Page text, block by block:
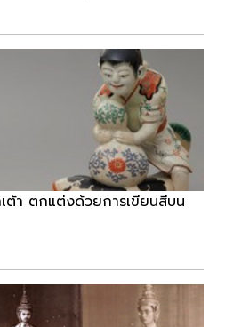
ต้า ตกแต่งด้วยการเขียนสีบน